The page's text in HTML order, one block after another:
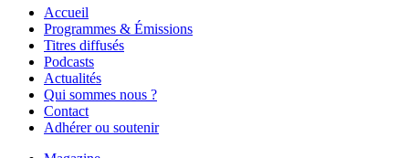
Accueil
Programmes & Émissions
Titres diffusés
Podcasts
Actualités
Qui sommes nous ?
Contact
Adhérer ou soutenir